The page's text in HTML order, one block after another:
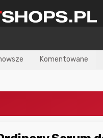
Komentowane